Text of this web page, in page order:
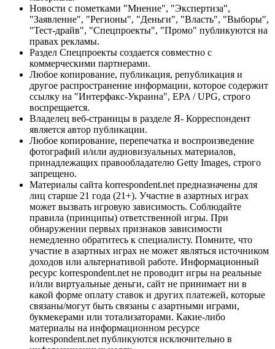
Новости с пометками "Мнение", "Экспертиза",
"Заявление", "Регионы", "Деньги", "Власть", "Выборы",
"Тест-драйв", "Спецпроекты", "Промо" публикуются на
правах рекламы.
Раздел Спецпроекты создается совместно с
коммерческими партнерами.
Любое копирование, публикация, републикация и
другое распространение информации, которое содержит
ссылку на "Интерфакс-Украина", EPA / UPG, строго
воспрещается.
Владелец веб-страницы в разделе Я- Корреспондент
является автор публикации.
Любое копирование, перепечатка и воспроизведение
фотографий и/или аудиовизуальных материалов,
принадлежащих правообладателю Getty Images, строго
запрещено.
Материалы сайта korrespondent.net предназначены для
лиц старше 21 года (21+). Участие в азартных играх
может вызвать игровую зависимость. Соблюдайте
правила (принципы) ответственной игры. При
обнаружении первых признаков зависимости
немедленно обратитесь к специалисту. Помните, что
участие в азартных играх не может являться источником
доходов или альтернативой работе. Информационный
ресурс korrespondent.net не проводит игры на реальные
и/или виртуальные деньги, сайт не принимает ни в
какой форме оплату ставок и других платежей, которые
связаны/могут быть связаны с азартными играми,
букмекерами или тотализаторами. Какие-либо
материалы на информационном ресурсе
korrespondent.net публикуются исключительно в